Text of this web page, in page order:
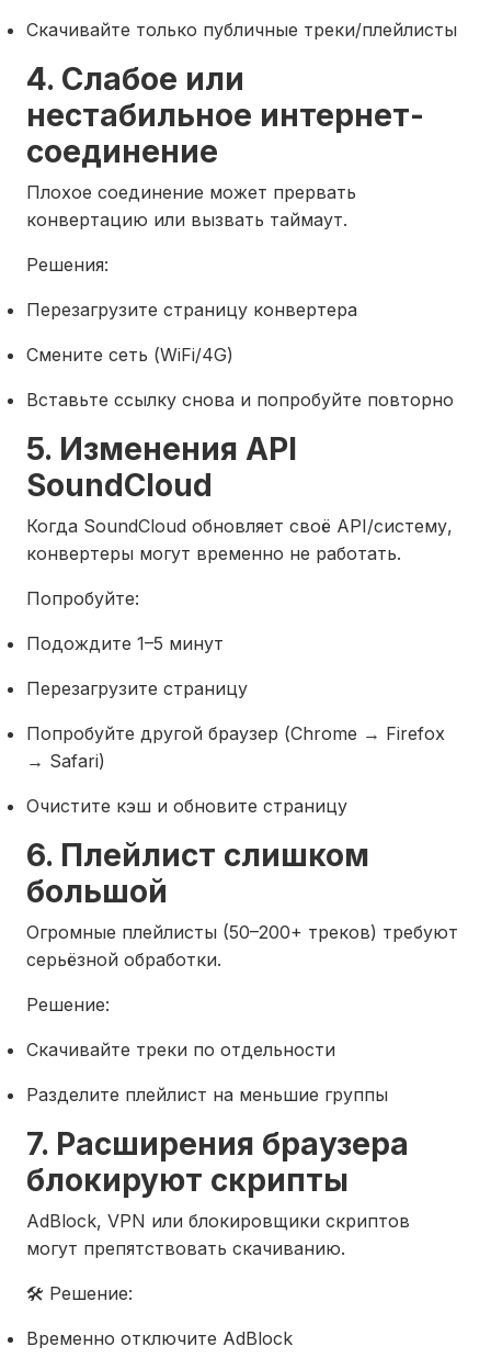
Скачивайте только публичные треки/плейлисты
4. Слабое или
нестабильное интернет-
соединение
Плохое соединение может прервать
конвертацию или вызвать таймаут.
Решения:
Перезагрузите страницу конвертера
Смените сеть (WiFi/4G)
Вставьте ссылку снова и попробуйте повторно
5. Изменения API
SoundCloud
Когда SoundCloud обновляет своё API/систему,
конвертеры могут временно не работать.
Попробуйте:
Подождите 1–5 минут
Перезагрузите страницу
Попробуйте другой браузер (Chrome → Firefox
→ Safari)
Очистите кэш и обновите страницу
6. Плейлист слишком
большой
Огромные плейлисты (50–200+ треков) требуют
серьёзной обработки.
Решение:
Скачивайте треки по отдельности
Разделите плейлист на меньшие группы
7. Расширения браузера
блокируют скрипты
AdBlock, VPN или блокировщики скриптов
могут препятствовать скачиванию.
🛠 Решение:
Временно отключите AdBlock